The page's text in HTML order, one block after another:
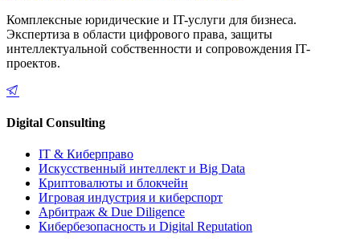
Комплексные юридические и IT-услуги для бизнеса.
Экспертиза в области цифрового права, защиты
интеллектуальной собственности и сопровождения IT-
проектов.
Digital Consulting
IT & Киберправо
Искусственный интеллект и Big Data
Криптовалюты и блокчейн
Игровая индустрия и киберспорт
Арбитраж & Due Diligence
Кибербезопасность и Digital Reputation